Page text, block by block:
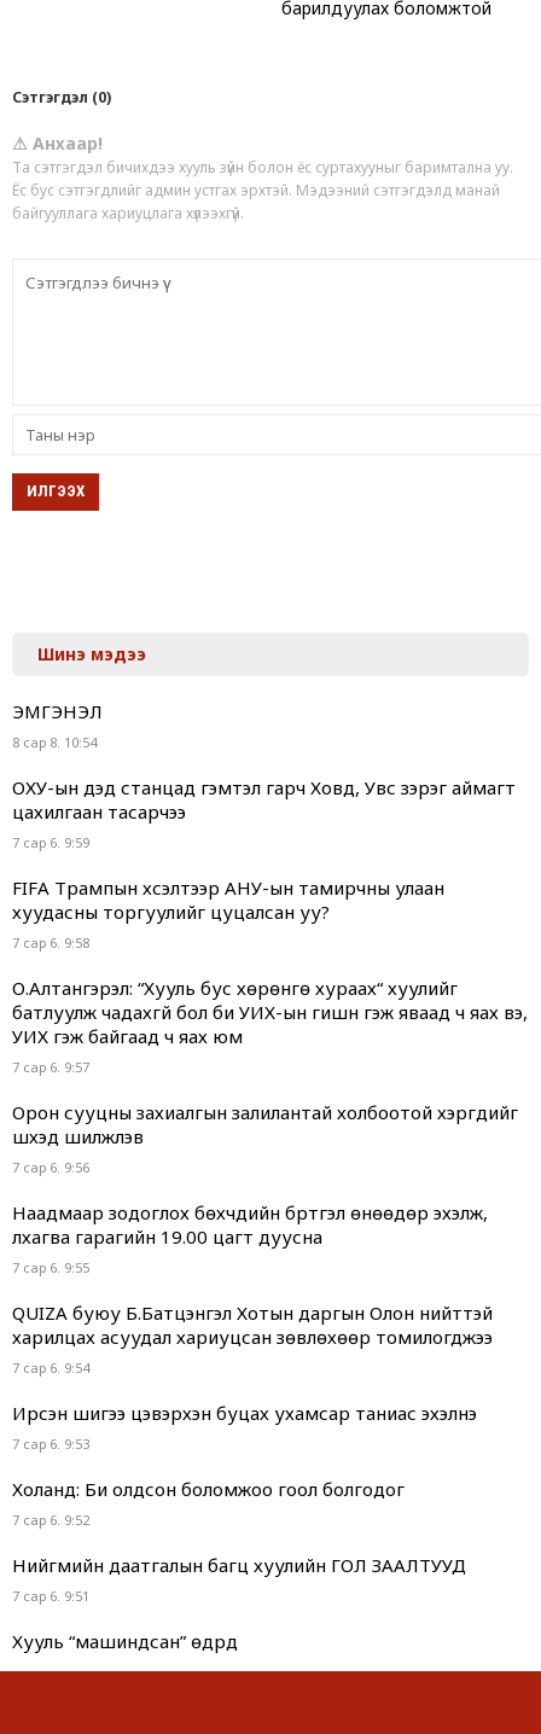
барилдуулах боломжтой
Сэтгэгдэл (0)
⚠ Анхаар!
Та сэтгэгдэл бичихдээ хууль зүйн болон ёс суртахууныг баримтална уу.
Ёс бус сэтгэгдлийг админ устгах эрхтэй. Мэдээний сэтгэгдэлд манай
байгууллага хариуцлага хүлээхгүй.
Шинэ мэдээ
ЭМГЭНЭЛ
8 сар 8. 10:54
ОХУ-ын дэд станцад гэмтэл гарч Ховд, Увс зэрэг аймагт
цахилгаан тасарчээ
7 сар 6. 9:59
FIFA Трампын хүсэлтээр АНУ-ын тамирчны улаан
хуудасны торгуулийг цуцалсан уу?
7 сар 6. 9:58
О.Алтангэрэл: “Хууль бус хөрөнгө хураах“ хуулийг
батлуулж чадахгүй бол би УИХ-ын гишүүн гэж яваад ч яах вэ,
УИХ гэж байгаад ч яах юм
7 сар 6. 9:57
Орон сууцны захиалгын залилантай холбоотой хэргүүдийг
шүүхэд шилжүүлэв
7 сар 6. 9:56
Наадмаар зодоглох бөхчүүдийн бүртгэл өнөөдөр эхэлж,
лхагва гарагийн 19.00 цагт дуусна
7 сар 6. 9:55
QUIZA буюу Б.Батцэнгэл Хотын даргын Олон нийттэй
харилцах асуудал хариуцсан зөвлөхөөр томилогджээ
7 сар 6. 9:54
Ирсэн шигээ цэвэрхэн буцах ухамсар таниас эхэлнэ
7 сар 6. 9:53
Холанд: Би олдсон боломжоо гоол болгодог
7 сар 6. 9:52
Нийгмийн даатгалын багц хуулийн ГОЛ ЗААЛТУУД
7 сар 6. 9:51
Хууль “машиндсан” өдрүүд
7 сар 6. 9:49